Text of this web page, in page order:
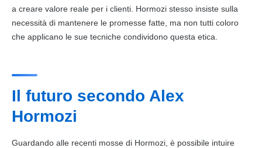
a creare valore reale per i clienti. Hormozi stesso insiste sulla
necessità di mantenere le promesse fatte, ma non tutti coloro
che applicano le sue tecniche condividono questa etica.
Il futuro secondo Alex
Hormozi
Guardando alle recenti mosse di Hormozi, è possibile intuire